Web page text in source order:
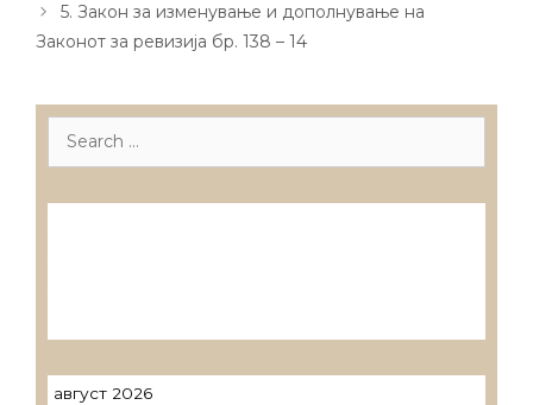
5. Закон за изменување и дополнување на
Законот за ревизија бр. 138 – 14
Search
август 2026